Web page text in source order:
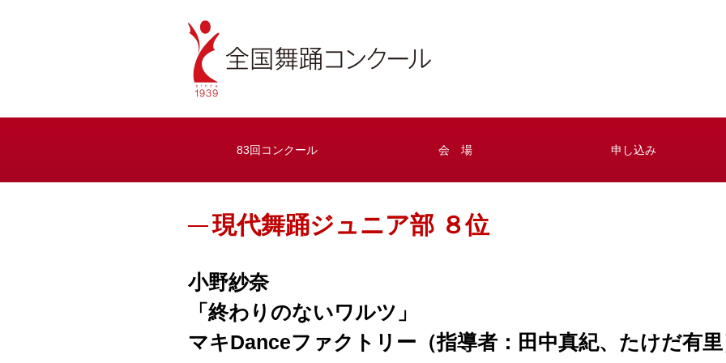
83回コンクール 会 場 申し込み
現代舞踊ジュニア部 ８位
小野紗奈
「終わりのないワルツ」
マキDanceファクトリー（指導者：田中真紀、たけだ有里